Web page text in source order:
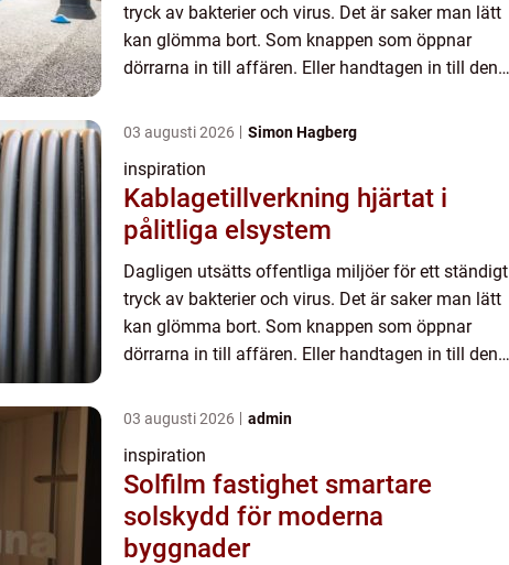
tryck av bakterier och virus. Det är saker man lätt
kan glömma bort. Som knappen som öppnar
dörrarna in till affären. Eller handtagen in till den
03 augusti 2026 Simon Hagberg
inspiration
Kablagetillverkning hjärtat i
pålitliga elsystem
Dagligen utsätts offentliga miljöer för ett ständigt
tryck av bakterier och virus. Det är saker man lätt
kan glömma bort. Som knappen som öppnar
dörrarna in till affären. Eller handtagen in till den
03 augusti 2026 admin
inspiration
Solfilm fastighet smartare
solskydd för moderna
byggnader